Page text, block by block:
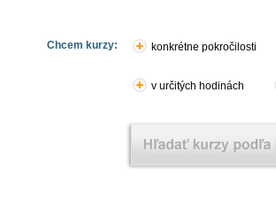
Chcem kurzy: konkrétne pokročilosti
v určitých hodinách